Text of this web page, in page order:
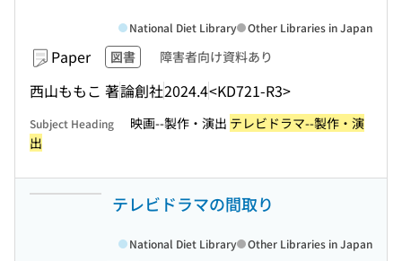
Paper 図書 障害者向け資料あり
西山ももこ 著論創社2024.4<KD721-R3>
National Diet Library Other Libraries in Japan
Subject Heading 映画--製作・演出 テレビドラマ--製作・演
出
テレビドラマの間取り
National Diet Library Other Libraries in Japan